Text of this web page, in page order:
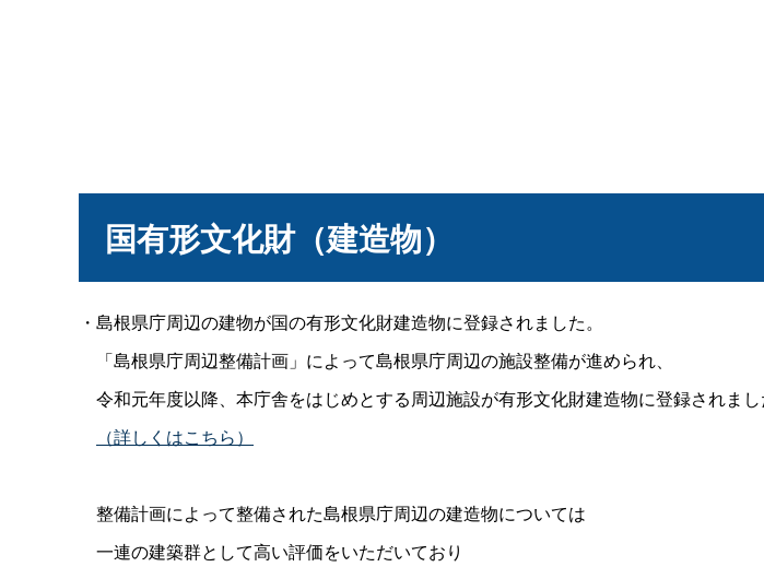
国有形文化財（建造物）
・島根県庁周辺の建物が国の有形文化財建造物に登録されました。
「島根県庁周辺整備計画」によって島根県庁周辺の施設整備が進められ、
令和元年度以降、本庁舎をはじめとする周辺施設が有形文化財建造物に登録されまし
（詳しくはこちら）
整備計画によって整備された島根県庁周辺の建造物については
一連の建築群として高い評価をいただいており